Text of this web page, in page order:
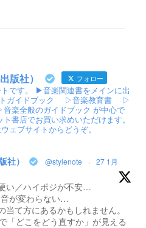
版社） フォロー
です。 ▶音楽関連書をメインに出
ガイドブック ▷音楽教育書 ▷
楽全般のガイドブック が中心で
書店でお買い求めいただけます。
ェブサイトからどうぞ。
社） @stylenote · 27 1月
い／ハイポジが不安…
が変わらない…
当て方にあるかもしれません。
「どこをどう直すか」が見える